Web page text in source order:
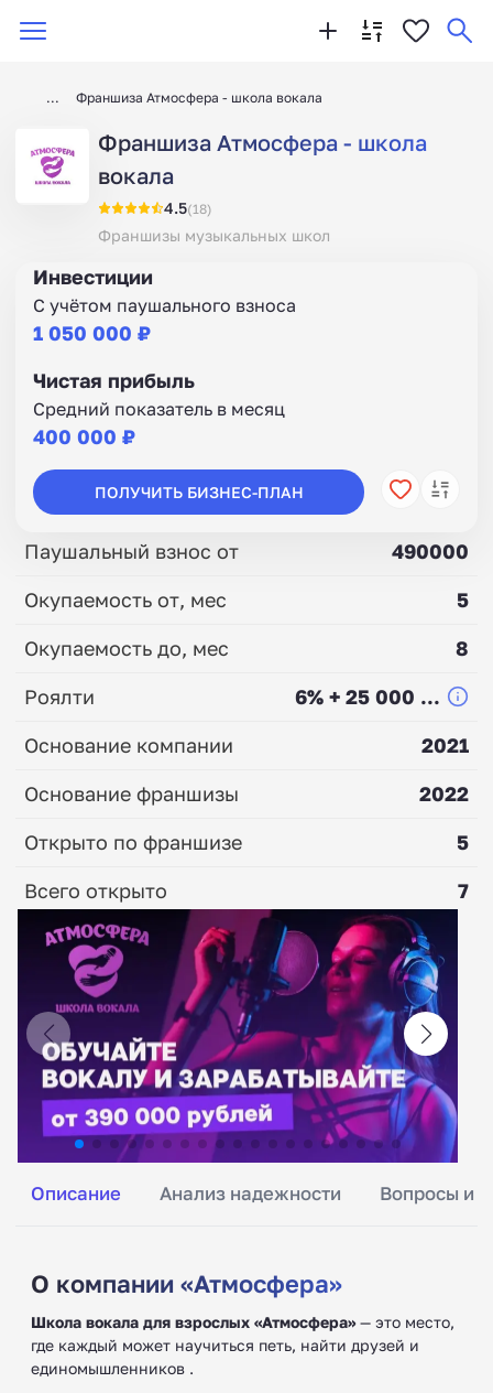
Франшиза Атмосфера - школа вокала
Франшиза Атмосфера - школа
вокала
4.5(18)
Франшизы музыкальных школ
Описание Анализ надежности Вопросы и
О компании «Атмосфера»
Школа вокала для взрослых «Атмосфера»— это место,
где каждый может научиться петь, найти друзей и
единомышленников .
Инвестиции
С учётом паушального взноса
1 050 000 ₽
Чистая прибыль
Средний показатель в месяц
400 000 ₽
ПОЛУЧИТЬ БИЗНЕС-ПЛАН
Паушальный взнос от
490000
Окупаемость от, мес
5
Окупаемость до, мес
8
Роялти
6% + 25 000 ...
Основание компании
2021
Основание франшизы
2022
Открыто по франшизе
5
Всего открыто
7